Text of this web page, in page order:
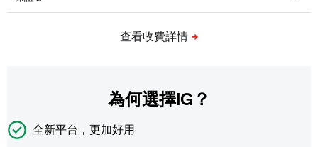
為何選擇IG？
全新平台，更加好用